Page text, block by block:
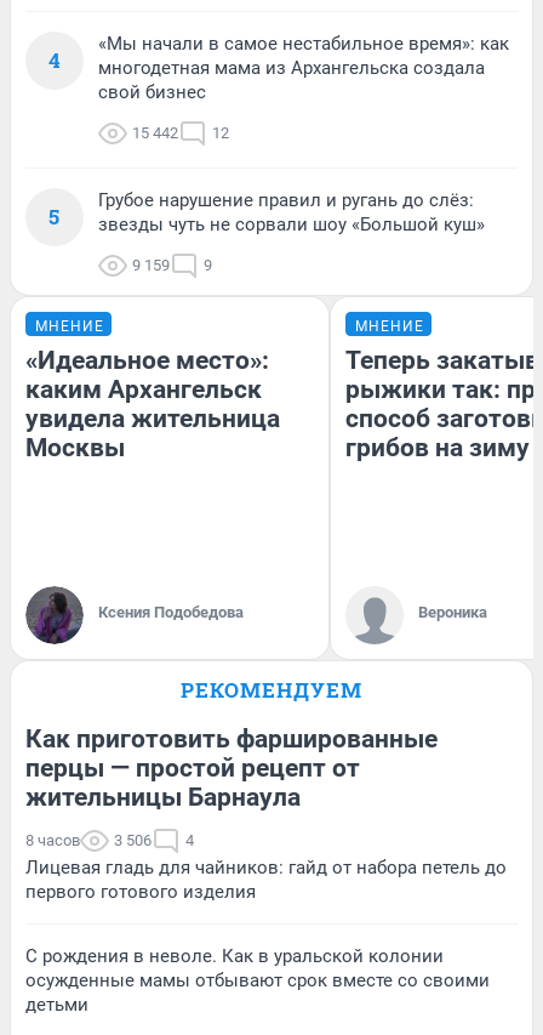
4
«Мы начали в самое нестабильное время»: как
многодетная мама из Архангельска создала
свой бизнес
15 442 12
5
Грубое нарушение правил и ругань до слёз:
звезды чуть не сорвали шоу «Большой куш»
9 159 9
МНЕНИЕ
«Идеальное место»:
каким Архангельск
увидела жительница
Москвы
Ксения Подобедова
МНЕНИЕ
Теперь
рыжики так:
способ
грибов на зиму
Вероника
РЕКОМЕНДУЕМ
Как приготовить фаршированные
перцы — простой рецепт от
жительницы Барнаула
8 часов 3 506 4
Лицевая гладь для чайников: гайд от набора петель до
первого готового изделия
С рождения в неволе. Как в уральской колонии
осужденные мамы отбывают срок вместе со своими
детьми